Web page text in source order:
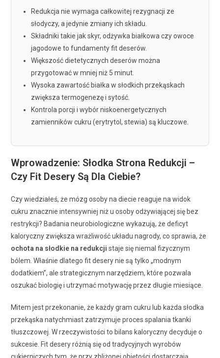
Redukcja nie wymaga całkowitej rezygnacji ze
słodyczy, a jedynie zmiany ich składu.
Składniki takie jak skyr, odżywka białkowa czy owoce
jagodowe to fundamenty fit deserów.
Większość dietetycznych deserów można
przygotować w mniej niż 5 minut.
Wysoka zawartość białka w słodkich przekąskach
zwiększa termogenezę i sytość.
Kontrola porcji i wybór niskoenergetycznych
zamienników cukru (erytrytol, stewia) są kluczowe.
Wprowadzenie: Słodka Strona Redukcji –
Czy Fit Desery Są Dla Ciebie?
Czy wiedziałeś, że mózg osoby na diecie reaguje na widok
cukru znacznie intensywniej niż u osoby odżywiającej się bez
restrykcji? Badania neurobiologiczne wykazują, że deficyt
kaloryczny zwiększa wrażliwość układu nagrody, co sprawia, że
ochota na słodkie na redukcji staje się niemal fizycznym
bólem. Właśnie dlatego fit desery nie są tylko „modnym
dodatkiem”, ale strategicznym narzędziem, które pozwala
oszukać biologię i utrzymać motywację przez długie miesiące.
Mitem jest przekonanie, że każdy gram cukru lub każda słodka
przekąska natychmiast zatrzymuje proces spalania tkanki
tłuszczowej. W rzeczywistości to bilans kaloryczny decyduje o
sukcesie. Fit desery różnią się od tradycyjnych wyrobów